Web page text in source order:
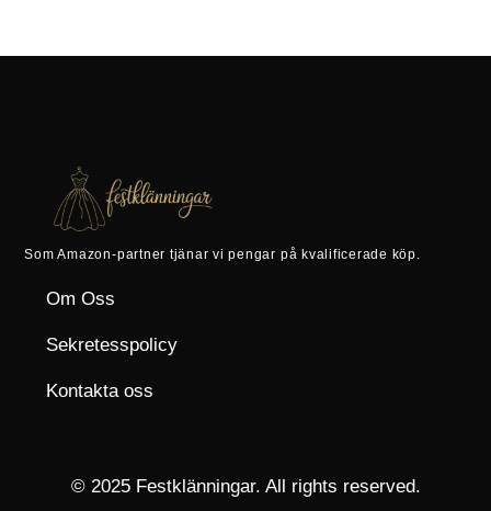
Som Amazon-partner tjänar vi pengar på kvalificerade köp.
Om Oss
Sekretesspolicy
Kontakta oss
© 2025 Festklänningar. All rights reserved.